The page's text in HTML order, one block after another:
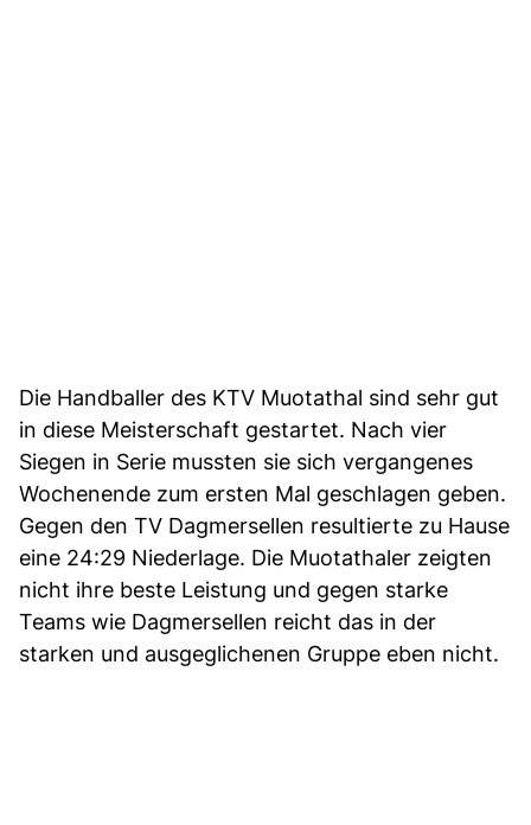
Die Handballer des KTV Muotathal sind sehr gut
in diese Meisterschaft gestartet. Nach vier
Siegen in Serie mussten sie sich vergangenes
Wochenende zum ersten Mal geschlagen geben.
Gegen den TV Dagmersellen resultierte zu Hause
eine 24:29 Niederlage. Die Muotathaler zeigten
nicht ihre beste Leistung und gegen starke
Teams wie Dagmersellen reicht das in der
starken und ausgeglichenen Gruppe eben nicht.